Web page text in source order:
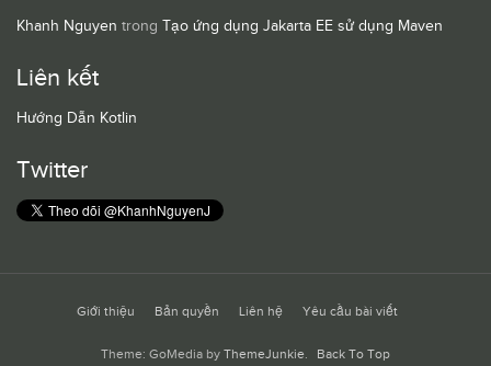
Khanh Nguyen trong Tạo ứng dụng Jakarta EE sử dụng Maven
Liên kết
Hướng Dẫn Kotlin
Twitter
Giới thiệu Bản quyền Liên hệ Yêu cầu bài viết
Theme: GoMedia by ThemeJunkie. Back To Top